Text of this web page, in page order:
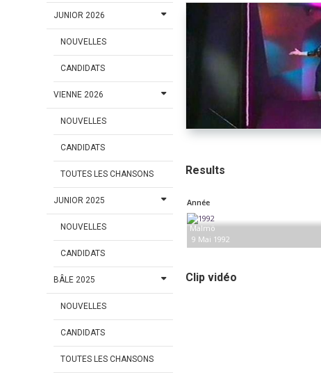
JUNIOR 2026
NOUVELLES
CANDIDATS
VIENNE 2026
NOUVELLES
CANDIDATS
TOUTES LES CHANSONS
JUNIOR 2025
NOUVELLES
CANDIDATS
BÂLE 2025
NOUVELLES
CANDIDATS
TOUTES LES CHANSONS
Results
Année
Malmö
9 Mai 1992
Clip vidéo